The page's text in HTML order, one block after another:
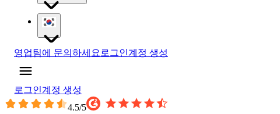
영업팀에 문의하세요 로그인계정 생성
로그인계정 생성
4.5/5